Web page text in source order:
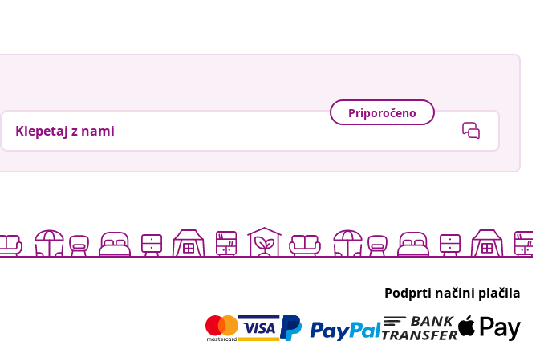
Priporočeno
Klepetaj z nami
Podprti načini plačila